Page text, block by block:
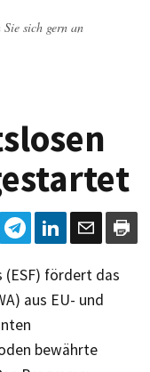
sich gern an
(ESF) fördert das
aus EU- und
bewährte